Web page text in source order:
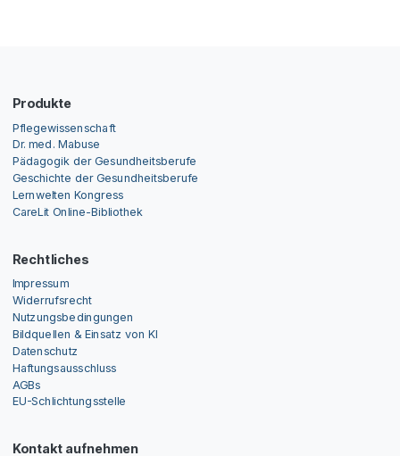
Produkte
Pflegewissenschaft
Dr. med. Mabuse
Pädagogik der Gesundheitsberufe
Geschichte der Gesundheitsberufe
Lernwelten Kongress
CareLit Online-Bibliothek
Rechtliches
Impressum
Widerrufsrecht
Nutzungsbedingungen
Bildquellen & Einsatz von KI
Datenschutz
Haftungsausschluss
AGBs
EU-Schlichtungsstelle
Kontakt aufnehmen